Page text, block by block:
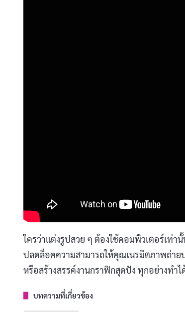
ใครว่าแต่งรูปสวย ๆ ต้องใช้คอมพิวเตอร์เท่า
ปลดล็อคความสามารถให้คุณเนรมิตภาพถ่าย
หรือสร้างสรรค์งานกราฟิกสุดปัง ทุกอย่างทำ
บทความที่เกี่ยวข้อง